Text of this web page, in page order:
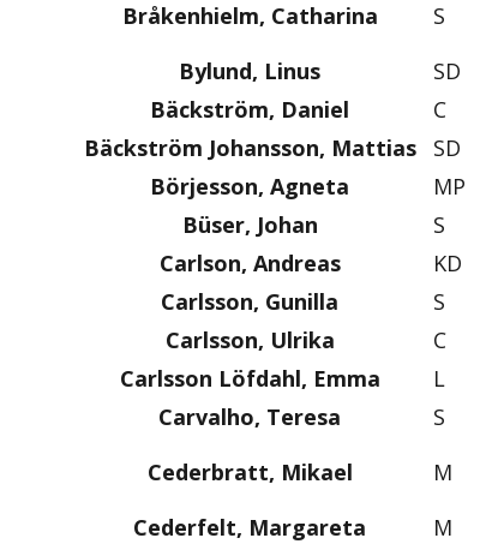
Bråkenhielm, Catharina
S
Bylund, Linus
SD
Bäckström, Daniel
C
Bäckström Johansson, Mattias
SD
Börjesson, Agneta
MP
Büser, Johan
S
Carlson, Andreas
KD
Carlsson, Gunilla
S
Carlsson, Ulrika
C
Carlsson Löfdahl, Emma
L
Carvalho, Teresa
S
Cederbratt, Mikael
M
Cederfelt, Margareta
M